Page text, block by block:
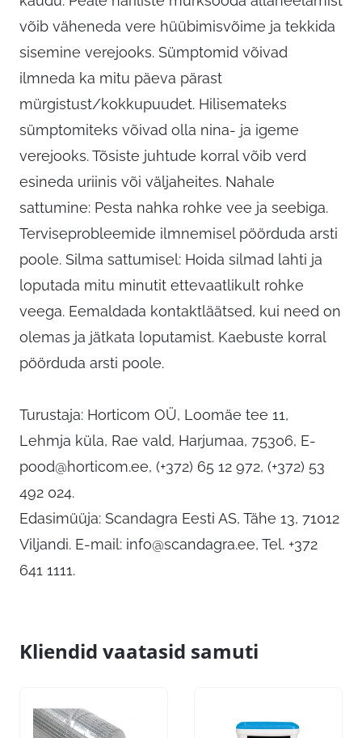
võib väheneda vere hüübimisvõime ja tekkida
sisemine verejooks. Sümptomid võivad
ilmneda ka mitu päeva pärast
mürgistust/kokkupuudet. Hilisemateks
sümptomiteks võivad olla nina- ja igeme
verejooks. Tõsiste juhtude korral võib verd
esineda uriinis või väljaheites. Nahale
sattumine: Pesta nahka rohke vee ja seebiga.
Terviseprobleemide ilmnemisel pöörduda arsti
poole. Silma sattumisel: Hoida silmad lahti ja
loputada mitu minutit ettevaatlikult rohke
veega. Eemaldada kontaktläätsed, kui need on
olemas ja jätkata loputamist. Kaebuste korral
pöörduda arsti poole.
Turustaja: Horticom OÜ, Loomäe tee 11,
Lehmja küla, Rae vald, Harjumaa, 75306, E-
pood@horticom.ee, (+372) 65 12 972, (+372) 53
492 024.
Edasimüüja: Scandagra Eesti AS, Tähe 13, 71012
Viljandi. E-mail: info@scandagra.ee, Tel. +372
641 1111.
Kliendid vaatasid samuti